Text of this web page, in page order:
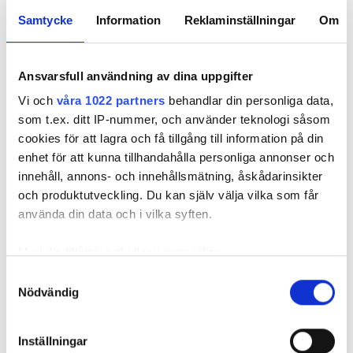
Samtycke Information Reklaminställningar Om
Ansvarsfull användning av dina uppgifter
Vi och våra 1022 partners behandlar din personliga data,
som t.ex. ditt IP-nummer, och använder teknologi såsom
cookies för att lagra och få tillgång till information på din
enhet för att kunna tillhandahålla personliga annonser och
innehåll, annons- och innehållsmätning, åskådarinsikter
och produktutveckling. Du kan själv välja vilka som får
använda din data och i vilka syften.
som kan ha en noggrannhet på upp till flera meter
Nödvändig
Inställningar
Gelbox – och 5
andra sätt att
kopplingarna
mot kondens
5 amatörmisstag
som orsakar
kondens i
kopplingarna
RQ i
utomhus?
kondens: ”brukar använda
PUBLICERAD3 AUG 2026, 05:02